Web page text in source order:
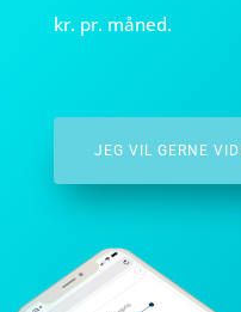
kr. pr. måned.
JEG VIL GERNE